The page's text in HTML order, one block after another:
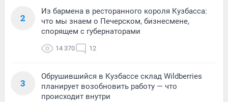
2
Из бармена в ресторанного короля Кузбасса:
что мы знаем о Печерском, бизнесмене,
спорящем с губернаторами
14 370 12
3
Обрушившийся в Кузбассе склад Wildberries
планирует возобновить работу — что
происходит внутри